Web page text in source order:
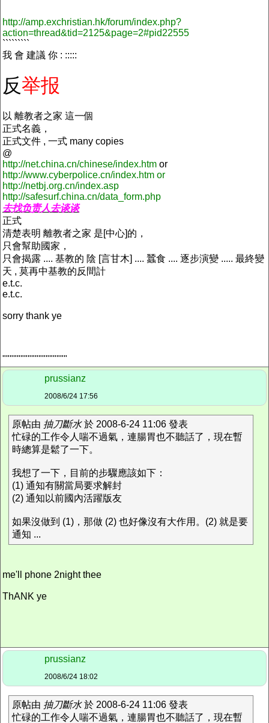
http://amp.exchristian.hk/forum/index.php?
action=thread&tid=2125&page=2#pid22555
`````````
我 會 建議 你 : :::::
反举报
以 離教者之家 這一個
正式名義，
正式文件 , 一式 many copies
@
http://net.china.cn/chinese/index.htm or
http://www.cyberpolice.cn/index.htm or
http://netbj.org.cn/index.asp
http://safesurf.china.cn/data_form.php
去找负责人去谈谈
正式
清楚表明 離教者之家 是[中心]的，
只會幫助國家，
只會揭露 .... 基教的 陰 [言甘木] .... 蠶食 .... 逐步演變 ..... 最終變
天 , 莫再中基教的反間計
e.t.c.
e.t.c.
sorry thank ye
""""""""""""""""""
prussianz
2008/6/24 17:56
原帖由 抽刀斷水於 2008-6-24 11:06 發表
忙碌的工作令人喘不過氣，連腸胃也不聽話了，現在暫
時總算是鬆了一下。
我想了一下，目前的步驟應該如下：
(1) 通知有關當局要求解封
(2) 通知以前國內活躍版友
如果沒做到 (1)，那做 (2) 也好像沒有大作用。(2) 就是要
通知 ...
me'll phone 2night thee
ThANK ye
prussianz
2008/6/24 18:02
原帖由 抽刀斷水於 2008-6-24 11:06 發表
忙碌的工作令人喘不過氣，連腸胃也不聽話了，現在暫